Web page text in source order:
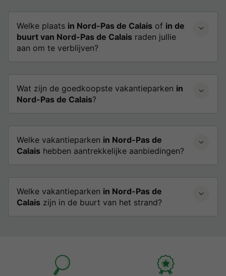
Welke plaats in Nord-Pas de Calais of in de
buurt van Nord-Pas de Calais raden jullie
aan om te verblijven?
Wat zijn de goedkoopste vakantieparken in
Nord-Pas de Calais?
Welke vakantieparken in Nord-Pas de
Calais hebben aantrekkelijke aanbiedingen?
Welke vakantieparken in Nord-Pas de
Calais zijn in de buurt van het strand?